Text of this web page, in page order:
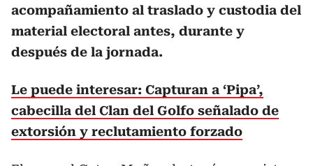
acompañamiento al traslado y custodia del
material electoral antes, durante y
después de la jornada.
Le puede interesar: Capturan a ‘Pipa’,
cabecilla del Clan del Golfo señalado de
extorsión y reclutamiento forzado